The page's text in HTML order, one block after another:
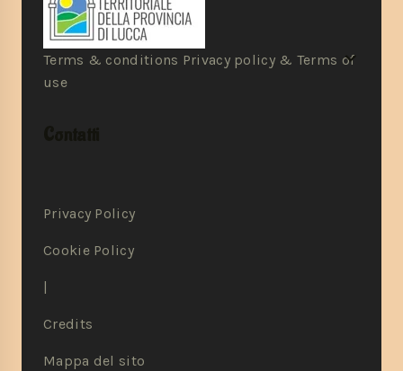
Terms & conditions Privacy policy & Terms of
use
Privacy Policy
Cookie Policy
|
Credits
Mappa del sito